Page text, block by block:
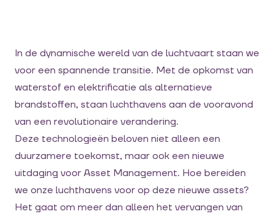
In de dynamische wereld van de luchtvaart staan we
voor een spannende transitie. Met de opkomst van
waterstof en elektrificatie als alternatieve
brandstoffen, staan luchthavens aan de vooravond
van een revolutionaire verandering.
Deze technologieën beloven niet alleen een
duurzamere toekomst, maar ook een nieuwe
uitdaging voor Asset Management. Hoe bereiden
we onze luchthavens voor op deze nieuwe assets?
Het gaat om meer dan alleen het vervangen van